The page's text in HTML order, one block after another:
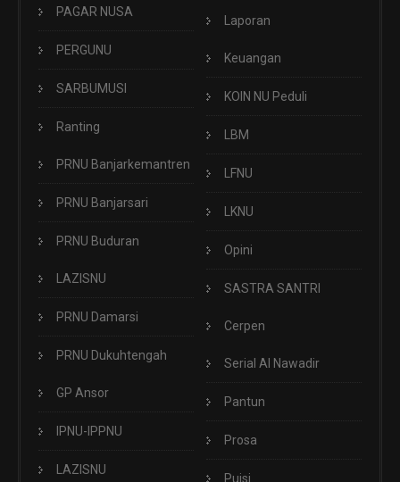
PAGAR NUSA
PERGUNU
SARBUMUSI
Ranting
PRNU Banjarkemantren
PRNU Banjarsari
PRNU Buduran
LAZISNU
PRNU Damarsi
PRNU Dukuhtengah
GP Ansor
IPNU-IPPNU
LAZISNU
Laporan
Keuangan
KOIN NU Peduli
LBM
LFNU
LKNU
Opini
SASTRA SANTRI
Cerpen
Serial Al Nawadir
Pantun
Prosa
Puisi